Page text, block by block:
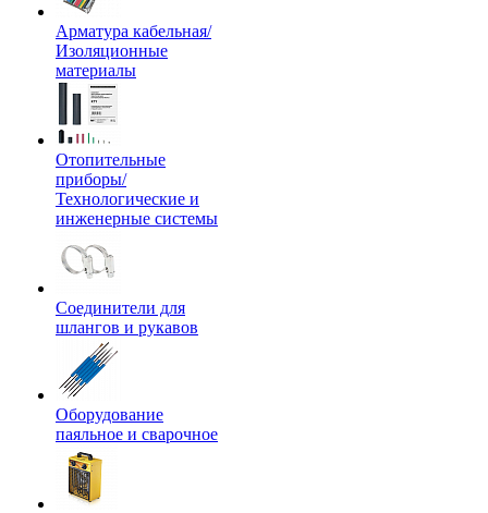
Арматура кабельная/
Изоляционные
материалы
Отопительные
приборы/
Технологические и
инженерные системы
Соединители для
шлангов и рукавов
Оборудование
паяльное и сварочное